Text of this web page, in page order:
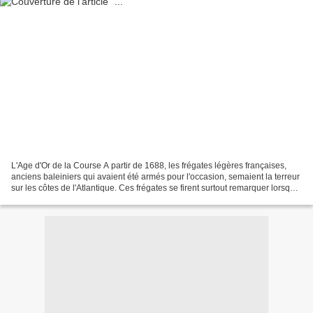
L'Age d'Or de la Course A partir de 1688, les frégates légères françaises,
anciens baleiniers qui avaient été armés pour l'occasion, semaient la terreur
sur les côtes de l'Atlantique. Ces frégates se firent surtout remarquer lorsque